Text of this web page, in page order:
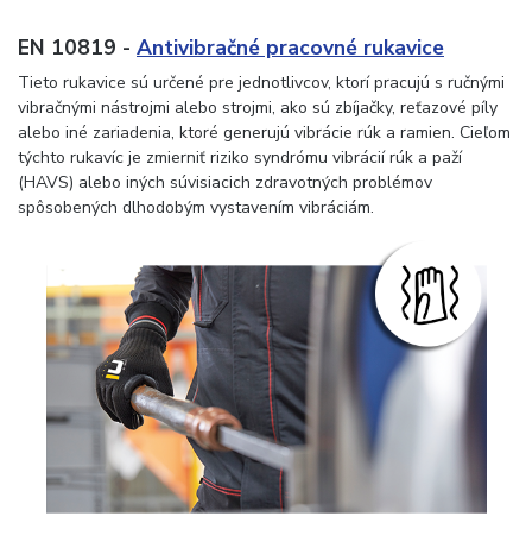
EN 10819 - Antivibračné pracovné rukavice
Tieto rukavice sú určené pre jednotlivcov, ktorí pracujú s ručnými
vibračnými nástrojmi alebo strojmi, ako sú zbíjačky, reťazové píly
alebo iné zariadenia, ktoré generujú vibrácie rúk a ramien. Cieľom
týchto rukavíc je zmierniť riziko syndrómu vibrácií rúk a paží
(HAVS) alebo iných súvisiacich zdravotných problémov
spôsobených dlhodobým vystavením vibráciám.